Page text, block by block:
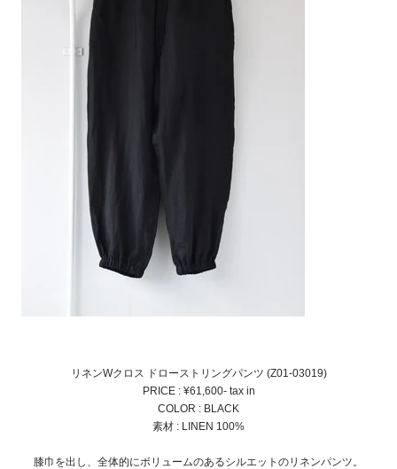
リネンWクロス ドローストリングパンツ (Z01-03019)
PRICE : ¥61,600- tax in
COLOR : BLACK
素材 : LINEN 100%
膝巾を出し、全体的にボリュームのあるシルエットのリネンパンツ。